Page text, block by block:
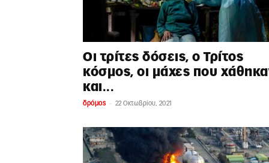
Οι τρίτες δόσεις, ο Τρίτος
κόσμος, οι μάχες που
και...
δρόμος - 22 Οκτωβρίου, 2021